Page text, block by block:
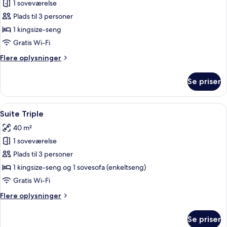
Business
Suite.
1 soveværelse
Plads til 3 personer
1 kingsize-seng
Gratis Wi-Fi
Flere oplysninger
Flere
Suite.
Se priser
Indlæs
alle
billeder
af
Suite
Triple
Et moderne hotelværelse med en
6
Suite Triple
40 m²
1 soveværelse
Plads til 3 personer
1 kingsize-seng og 1 sovesofa (enkeltseng)
Gratis Wi-Fi
Flere oplysninger
Flere
Se priser